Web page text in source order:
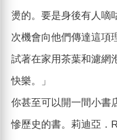
燙的。要是身後有人嘀
次機會向他們傳達這項
試著在家用茶葉和濾網
快樂。」
你甚至可以開一間小書
慘歷史的書。莉迪亞．